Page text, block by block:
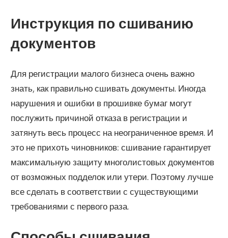
Инструкция по сшиванию
документов
Для регистрации малого бизнеса очень важно
знать, как правильно сшивать документы. Иногда
нарушения и ошибки в прошивке бумаг могут
послужить причиной отказа в регистрации и
затянуть весь процесс на неограниченное время. И
это не прихоть чиновников: сшивание гарантирует
максимальную защиту многолистовых документов
от возможных подделок или утери. Поэтому лучше
все сделать в соответствии с существующими
требованиями с первого раза.